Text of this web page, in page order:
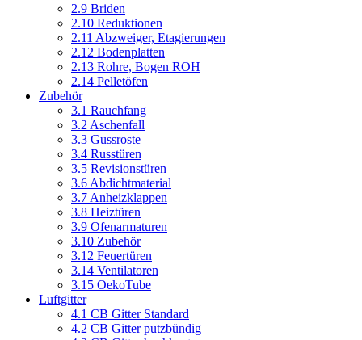
2.9 Briden
2.10 Reduktionen
2.11 Abzweiger, Etagierungen
2.12 Bodenplatten
2.13 Rohre, Bogen ROH
2.14 Pelletöfen
Zubehör
3.1 Rauchfang
3.2 Aschenfall
3.3 Gussroste
3.4 Russtüren
3.5 Revisionstüren
3.6 Abdichtmaterial
3.7 Anheizklappen
3.8 Heiztüren
3.9 Ofenarmaturen
3.10 Zubehör
3.12 Feuertüren
3.14 Ventilatoren
3.15 OekoTube
Luftgitter
4.1 CB Gitter Standard
4.2 CB Gitter putzbündig